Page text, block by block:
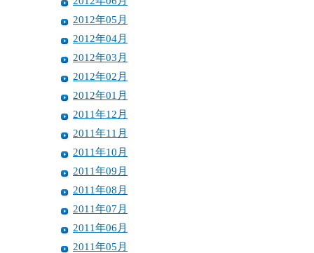
2012年05月
2012年04月
2012年03月
2012年02月
2012年01月
2011年12月
2011年11月
2011年10月
2011年09月
2011年08月
2011年07月
2011年06月
2011年05月